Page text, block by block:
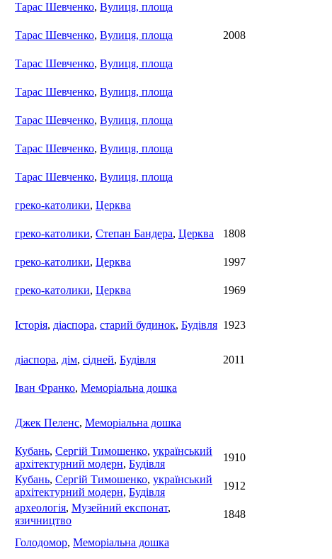
Тарас Шевченко, Вулиця, площа
Тарас Шевченко, Вулиця, площа 2008
Тарас Шевченко, Вулиця, площа
Тарас Шевченко, Вулиця, площа
Тарас Шевченко, Вулиця, площа
Тарас Шевченко, Вулиця, площа
Тарас Шевченко, Вулиця, площа
греко-католики, Церква
греко-католики, Степан Бандера, Церква
1808
греко-католики, Церква
1997
греко-католики, Церква 1969
Історія, діаспора, старий будинок, Будівля 1923
діаспора, дім, сідней, Будівля 2011
Іван Франко, Меморіальна дошка
Джек Пеленс, Меморіальна дошка
Кубань, Сергій Тимошенко, український
архітектурний модерн, Будівля
1910
Кубань, Сергій Тимошенко, український
архітектурний модерн, Будівля
1912
археологія, Музейний експонат,
язичництво
1848
Голодомор, Меморіальна дошка